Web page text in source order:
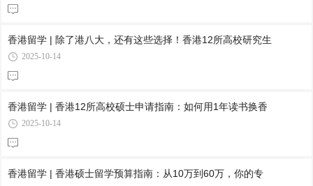
香港留学 | 除了港八大，还有这些选择！香港12所高校研究生
2025-10-14
香港留学 | 香港12所高校硕士申请指南：如何用1年读书换香
2025-10-14
香港留学 | 香港硕士留学预算指南：从10万到60万，你的专